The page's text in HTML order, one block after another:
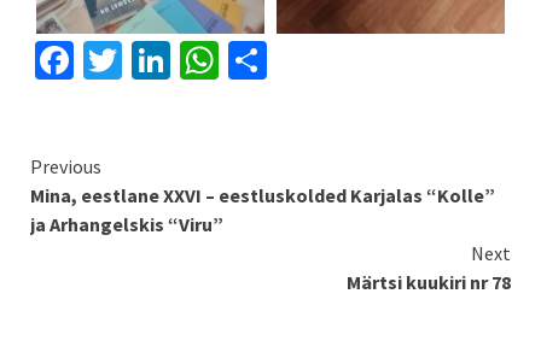
Facebook
Twitter
LinkedIn
WhatsApp
Continue
Reading
Previous
Mina, eestlane XXVI – eestluskolded Karjalas “Kolle”
ja Arhangelskis “Viru”
Next
Märtsi kuukiri nr 78